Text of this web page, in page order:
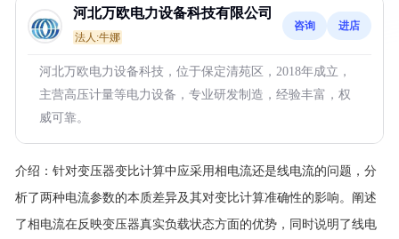
河北万欧电力设备科技有限公司
法人:牛娜
咨询 进店
河北万欧电力设备科技，位于保定清苑区，2018年成立，
主营高压计量等电力设备，专业研发制造，经验丰富，权
威可靠。
介绍： 针对变压器变比计算中应采用相电流还是线电流的问题，分
析了两种电流参数的本质差异及其对变比计算准确性的影响。阐述
了相电流在反映变压器真实负载状态方面的优势，同时说明了线电